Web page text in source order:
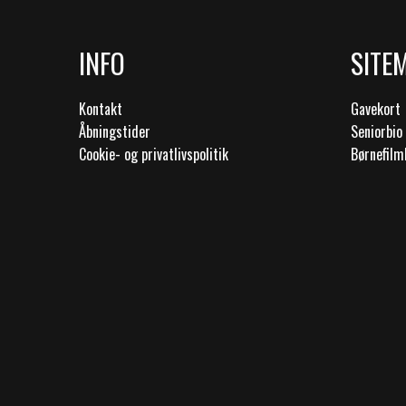
INFO
Kontakt
Åbningstider
Cookie- og privatlivspolitik
Gavekort
Seniorbio